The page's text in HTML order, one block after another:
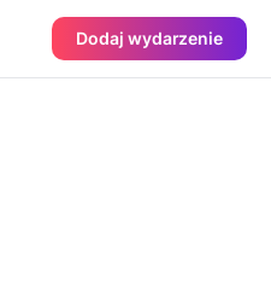
Dodaj wydarzenie